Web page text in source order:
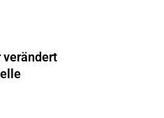
verändert